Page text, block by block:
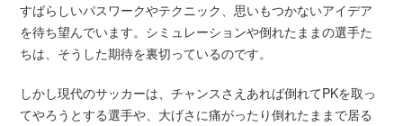
すばらしいパスワークやテクニック、思いもつかないアイデア
を待ち望んでいます。シミュレーションや倒れたままの選手た
ちは、そうした期待を裏切っているのです。
しかし現代のサッカーは、チャンスさえあれば倒れてPKを取っ
てやろうとする選手や、大げさに痛がったり倒れたままで居る